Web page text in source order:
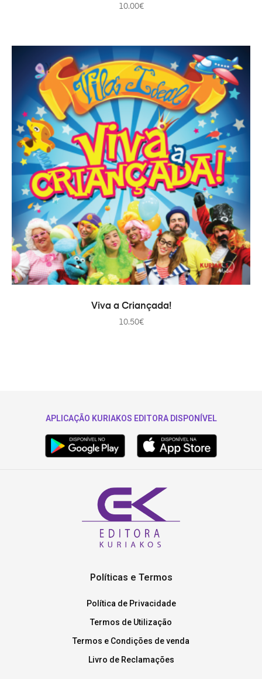
10.00€
AÑADIR AL CARRITO
Viva a Criançada!
10.50€
APLICAÇÃO KURIAKOS EDITORA DISPONÍVEL
Políticas e Termos
Política de Privacidade
Termos de Utilização
Termos e Condições de venda
Livro de Reclamações